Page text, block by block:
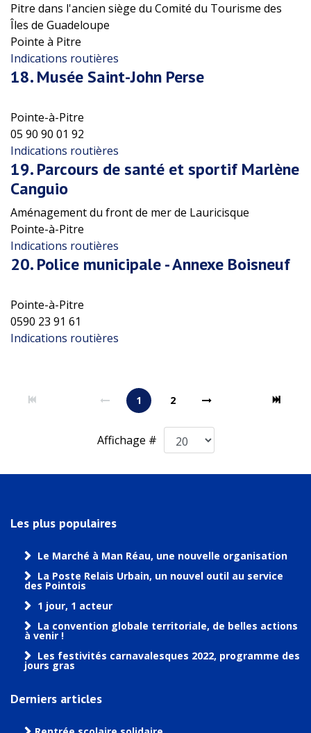
Pitre dans l'ancien siège du Comité du Tourisme des
Îles de Guadeloupe
Pointe à Pitre
Indications routières
18.Musée Saint-John Perse
Pointe-à-Pitre
05 90 90 01 92
Indications routières
19.Parcours de santé et sportif Marlène
Canguio
Aménagement du front de mer de Lauricisque
Pointe-à-Pitre
Indications routières
20.Police municipale - Annexe Boisneuf
Pointe-à-Pitre
0590 23 91 61
Indications routières
1 2
Affichage #
Les plus populaires
Le Marché à Man Réau, une nouvelle organisation
La Poste Relais Urbain, un nouvel outil au service
des Pointois
1 jour, 1 acteur
La convention globale territoriale, de belles actions
à venir !
Les festivités carnavalesques 2022, programme des
jours gras
Derniers articles